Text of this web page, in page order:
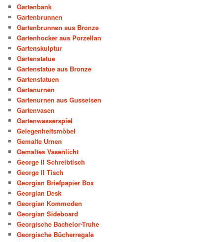
Gartenbank
Gartenbrunnen
Gartenbrunnen aus Bronze
Gartenhocker aus Porzellan
Gartenskulptur
Gartenstatue
Gartenstatue aus Bronze
Gartenstatuen
Gartenurnen
Gartenurnen aus Gusseisen
Gartenvasen
Gartenwasserspiel
Gelegenheitsmöbel
Gemalte Urnen
Gemaltes Vasenlicht
George II Schreibtisch
George II Tisch
Georgian Briefpapier Box
Georgian Desk
Georgian Kommoden
Georgian Sideboard
Georgische Bachelor-Truhe
Georgische Bücherregale